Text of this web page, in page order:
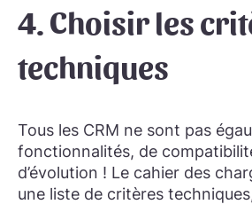
4. Choisir les
techniques
Tous les CRM ne sont pas
fonctionnalités, de
d’évolution ! Le cahier des
une liste de critères